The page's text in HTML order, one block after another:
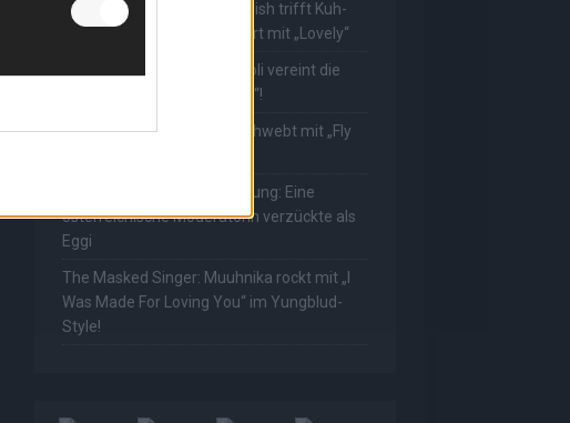
The Masked Singer: Billie Eilish trifft Kuh-
Power! Muuhnika verzaubert mit „Lovely“
The Masked Singer: Rave-Ioli vereint die
Welt mit „We Are The World“!
The Masked Singer: King schwebt mit „Fly
The Masked Singer: Enthüllung: Eine
österreichische Moderatorin verzückte als
Eggi
The Masked Singer: Muuhnika rockt mit „I
Was Made For Loving You“ im Yungblud-
Style!